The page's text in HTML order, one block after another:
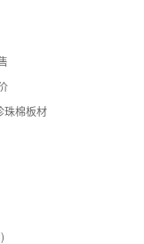
珠棉板材